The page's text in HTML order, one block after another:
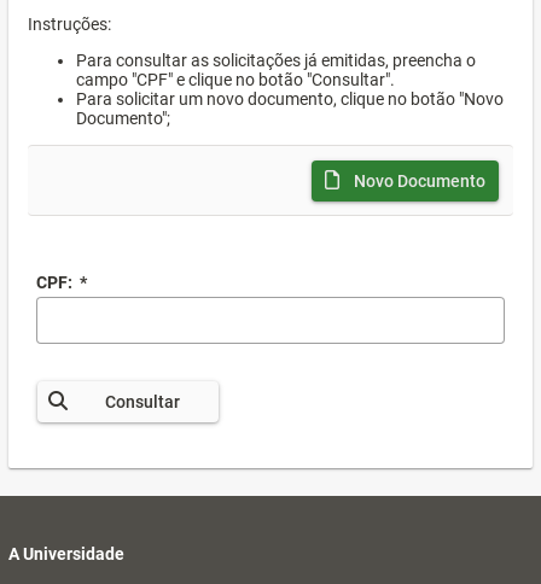
Instruções:
Para consultar as solicitações já emitidas, preencha o
campo "CPF" e clique no botão "Consultar".
Para solicitar um novo documento, clique no botão "Novo
Documento";
Novo Documento
CPF: *
Consultar
A Universidade